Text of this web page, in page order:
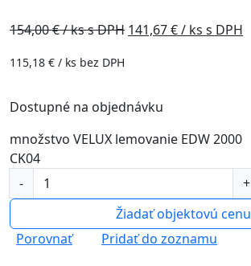
154,00€ / ks s DPH 141,67€ / ks s DPH
115,18 € / ks bez DPH
Dostupné na objednávku
množstvo VELUX lemovanie EDW 2000
CK04
Žiadať objektovú cenu
Porovnať
Pridať do zoznamu